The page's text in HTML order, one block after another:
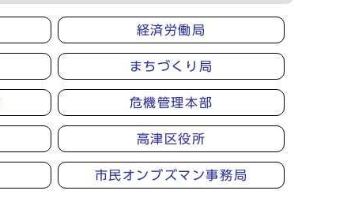
経済労働局
まちづくり局
危機管理本部
高津区役所
市民オンブズマン事務局